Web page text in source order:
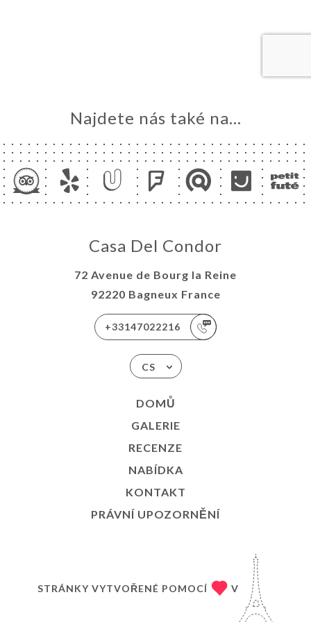
Najdete nás také na...
Casa Del Condor
72 Avenue de Bourg la Reine
92220 Bagneux France
+33147022216
CS
DOMŮ
GALERIE
RECENZE
NABÍDKA
KONTAKT
PRÁVNÍ UPOZORNĚNÍ
STRÁNKY VYTVOŘENÉ POMOCÍ V